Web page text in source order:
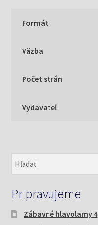
Formát
Väzba
Počet strán
Vydavateľ
Pripravujeme
Zábavné hlavolamy 4